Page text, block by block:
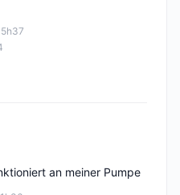
an meiner Pumpe